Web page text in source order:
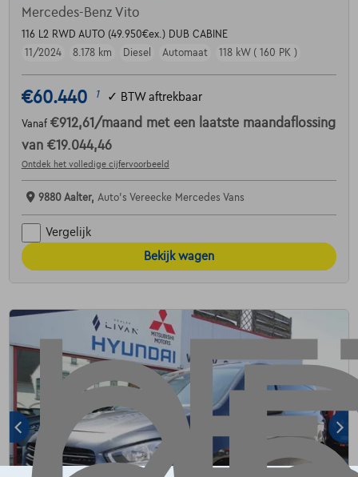
Mercedes-Benz Vito
116 L2 RWD AUTO (49.950€ex.) DUB CABINE
11/2024
8.178 km Diesel Automaat 118 kW ( 160 PK )
€60.440 1 ✓ BTW aftrekbaar
Vanaf €912,61 /maand met een laatste maandaflossing
van €19.044,46
Ontdek het volledige cijfervoorbeeld
9880 Aalter, Auto's Vereecke Mercedes Vans
Vergelijk
Bekijk wagen